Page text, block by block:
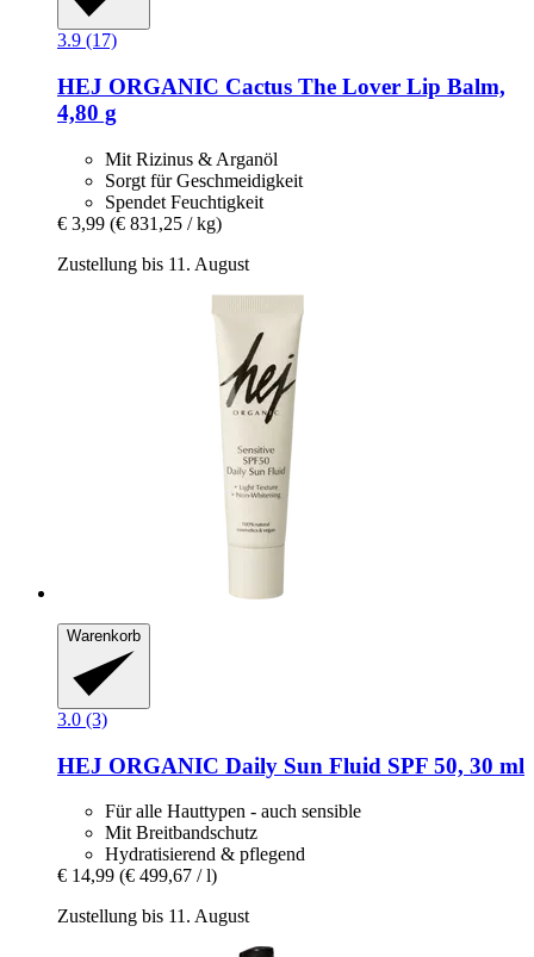
3.9 (17)
HEJ ORGANIC Cactus The Lover Lip Balm,
4,80 g
Mit Rizinus & Arganöl
Sorgt für Geschmeidigkeit
Spendet Feuchtigkeit
€ 3,99 (€ 831,25 / kg)
Zustellung bis 11. August
Warenkorb
3.0 (3)
HEJ ORGANIC Daily Sun Fluid SPF 50, 30 ml
Für alle Hauttypen - auch sensible
Mit Breitbandschutz
Hydratisierend & pflegend
€ 14,99 (€ 499,67 / l)
Zustellung bis 11. August